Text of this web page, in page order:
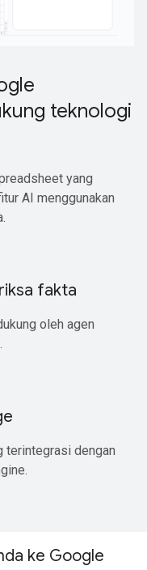
teknologi
yang
AI menggunakan
fakta
oleh agen
terintegrasi dengan
ke Google